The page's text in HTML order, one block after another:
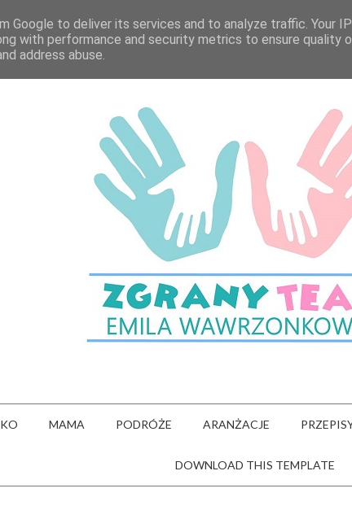
MAMA PODRÓŻE ARANŻACJE
DOWNLOAD THIS TEMPLATE
Google to deliver its services and to analyze traffic. Your
with performance and security metrics to ensure quality
address abuse.